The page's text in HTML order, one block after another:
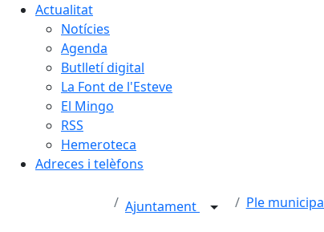
Actualitat
Notícies
Agenda
Butlletí digital
La Font de l'Esteve
El Mingo
RSS
Hemeroteca
Adreces i telèfons
Ajuntament Ple